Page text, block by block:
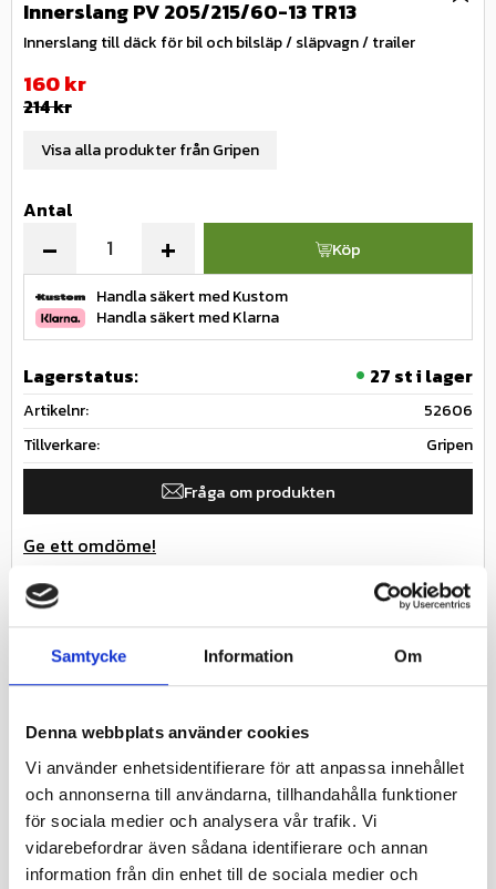
Samtycke Information Om
Denna webbplats använder cookies
Vi använder enhetsidentifierare för att anpassa innehållet
och annonserna till användarna, tillhandahålla funktioner
för sociala medier och analysera vår trafik. Vi
vidarebefordrar även sådana identifierare och annan
information från din enhet till de sociala medier och
Innerslang PV 205/215/60-13 TR13
Innerslang till däck för bil och bilsläp / släpvagn / trailer
Nedsatt pris:
160kr
Ordinarie pris:
214kr
Antal
+
- Köp
Handla säkert med Kustom
Handla säkert med Klarna
Lagerstatus 27 st i lager
Artikelnr
52606
Tillverkare
Gripen
Fråga om produkten
Visa alla produkter från Gripen
Ge ett omdöme!
Innerslang till däck för bil och bilsläp / släpvagn /
Specifikationer
leveransdatum
Miljöavgift
0
Fabrikat
Gripen
Nettovikt kg
0.6